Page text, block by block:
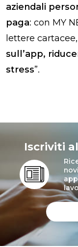
aziendali
paga: con MY
lettere
sull’app,
stress”.
Iscriviti